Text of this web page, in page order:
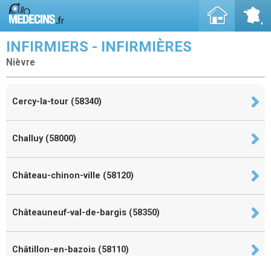
INFIRMIERS - INFIRMIÈRES
Nièvre
Cercy-la-tour (58340)
Challuy (58000)
Château-chinon-ville (58120)
Châteauneuf-val-de-bargis (58350)
Châtillon-en-bazois (58110)